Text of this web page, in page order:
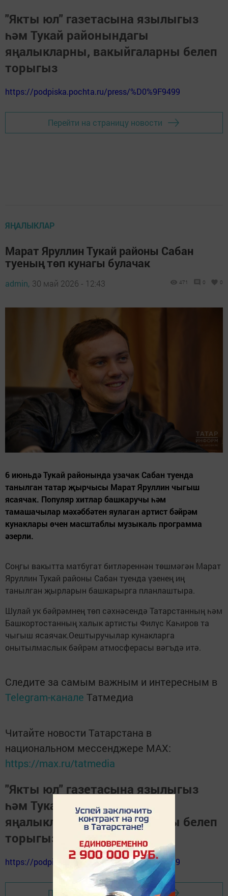
"Якты юл" газетасына язылыгыз
һәм Тукай районындагы
яңалыкларны, вакыйгаларны белеп
торыгыз
https://podpiska.pochta.ru/press/%D0%9F9499
Перейти на страницу новости
ЯҢАЛЫКЛАР
Марат Яруллин Тукай районы Сабан
туеның төп кунагы булачак
admin, 30 май 2026 - 12:43 471 0 0
6 июньдә Тукай районында узачак Сабан туенда
танылган татар җырчысы Марат Яруллин чыгыш
ясаячак. Популяр хитлар башкаручы һәм
тамашачылар мәхәббәтен яулаган артист бәйрәм
кунаклары өчен масштаблы музыкаль программа
әзерли.
Соңгы вакытта матбугат битләреннән төшмәгән Марат
Яруллин Тукай районы Сабан туенда үзенең иң
танылган җырларын башкарырга планлаштыра.
Шулай ук бәйрәмнең төп сәхнәсендә Татарстанның һәм
Башкортостанның халык артисты Филүс Каһиров та
чыгыш ясаячак.Оештыручылар кунакларга
онытылмаслык бәйрәм атмосферасы вәгъдә итә.
Следите за самым важным и интересным в
Telegram-канале Татмедиа
Читайте новости Татарстана в
национальном мессенджере MАХ:
https://max.ru/tatmedia
"Якты юл" газетасына язылыгыз
һәм Тукай районындагы
яңалыкларны, вакыйгаларны белеп
торыгыз
https://podpiska.pochta.ru/press/%D0%9F9499
Перейти на страницу новости